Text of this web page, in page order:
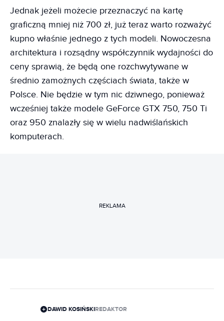
Jednak jeżeli możecie przeznaczyć na kartę
graficzną mniej niż 700 zł, już teraz warto rozważyć
kupno właśnie jednego z tych modeli. Nowoczesna
architektura i rozsądny współczynnik wydajności do
ceny sprawią, że będą one rozchwytywane w
średnio zamożnych częściach świata, także w
Polsce. Nie będzie w tym nic dziwnego, ponieważ
wcześniej także modele GeForce GTX 750, 750 Ti
oraz 950 znalazły się w wielu nadwiślańskich
komputerach.
REKLAMA
DAWID KOSIŃSKIREDAKTOR